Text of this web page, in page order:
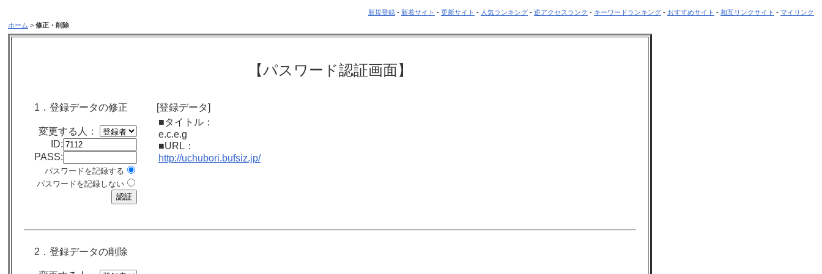
新規登録 - 新着サイト - 更新サイト - 人気ランキング - 逆アクセスランク - キーワードランキング - おすすめサイト - 相互リンクサイト - マイリンク
ホーム > 修正・削除
【パスワード認証画面】
1．登録データの修正
変更する人：
ID:
PASS:
パスワードを記録する
パスワードを記録しない
[登録データ]
■タイトル：
e.c.e.g
■URL：
http://uchubori.bufsiz.jp/
2．登録データの削除